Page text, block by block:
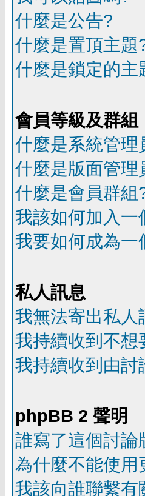
什麼是公告?
什麼是置頂主題
什麼是鎖定的主
會員等級及群組
什麼是系統管理
什麼是版面管理
什麼是會員群組
我該如何加入一
我要如何成為一
私人訊息
我無法寄出私人
我持續收到不想
我持續收到由討
phpBB 2 聲明
誰寫了這個討論
為什麼不能使用
我該向誰聯繫有